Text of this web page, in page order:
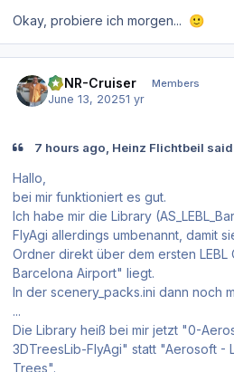
Okay, probiere ich morgen... 🙂
EDNR-Cruiser Members
June 13, 20251 yr
7 hours ago, Heinz Flichtbeil
Hallo,
bei mir funktioniert es gut.
Ich habe mir die Library
FlyAgi allerdings umbenannt, damit
Ordner direkt über dem ersten
Barcelona Airport" liegt.
In der scenery_packs.ini dann noch
...
Die Library heiß bei mir jetzt "0-
3DTreesLib-FlyAgi" statt "Aerosoft -
Trees".